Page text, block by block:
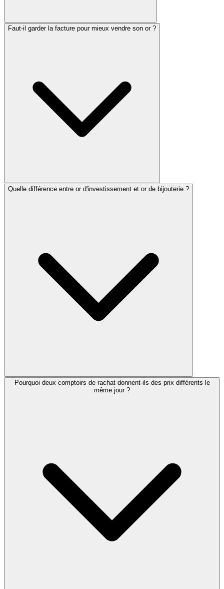
Faut-il garder la facture pour mieux vendre son or ?
Quelle différence entre or d'investissement et or de bijouterie ?
Pourquoi deux comptoirs de rachat donnent-ils des prix différents le
même jour ?